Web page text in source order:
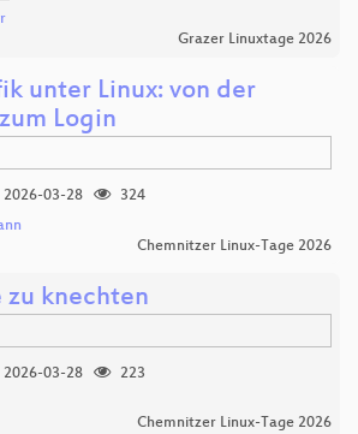
Grazer Linuxtage 2026
unter Linux: von der
Login
2026-03-28
324
Chemnitzer Linux-Tage 2026
zu knechten
2026-03-28
223
Chemnitzer Linux-Tage 2026